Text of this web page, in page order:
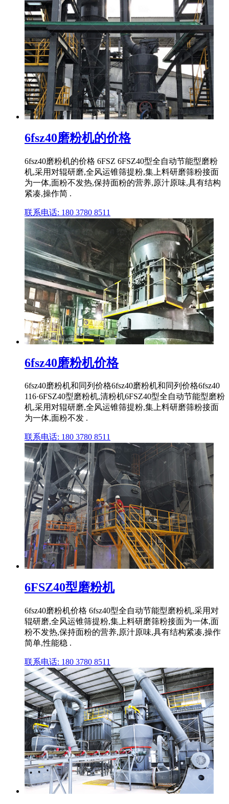
6fsz40磨粉机的价格
6fsz40磨粉机的价格 6FSZ 6FSZ40型全自动节能型磨粉
机,采用对辊研磨,全风运锥筛提粉,集上料研磨筛粉接面
为一体,面粉不发热,保持面粉的营养,原汁原味,具有结构
紧凑,操作简 .
联系电话: 180 3780 8511
6fsz40磨粉机价格
6fsz40磨粉机和同列价格6fsz40磨粉机和同列价格6fsz40
116·6FSZ40型磨粉机,清粉机6FSZ40型全自动节能型磨粉
机,采用对辊研磨,全风运锥筛提粉,集上料研磨筛粉接面
为一体,面粉不发 .
联系电话: 180 3780 8511
6FSZ40型磨粉机
6fsz40磨粉机价格 6fsz40型全自动节能型磨粉机,采用对
辊研磨,全风运锥筛提粉,集上料研磨筛粉接面为一体,面
粉不发热,保持面粉的营养,原汁原味,具有结构紧凑,操作
简单,性能稳 .
联系电话: 180 3780 8511